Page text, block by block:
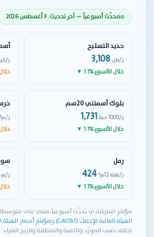
محدّث أسبوعياً — آخر تحديث: 3 أغسطس 2026
حديد التسليح
3,108 ر/طن
▼ 1.1% خلال الأسبوع
ر/كيس
▲
بلوك أسمنتي 20سم
1,731 ر/1000 حبة
▼ 1.1% خلال الأسبوع
ر/م³
▲
رمل
424 ر/نقلة 12م³
▼ 1.1% خلال الأسبوع
ر/م
▲
مؤشر استرشادي يُحدّث أسبوعياً، مبني على
الهيئة العامة للإحصاء (GASTAT)
ومؤشر أسعار الهيئة
تختلف حسب المورّد والكمية والمنطقة وتاريخ الشراء.